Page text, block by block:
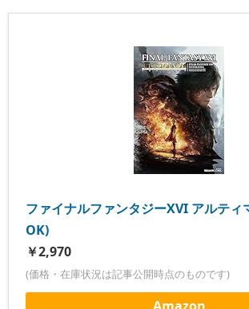
ファイナルファンタジーXVI アルティ
OK)
￥2,970
(価格・在庫状況は記事公開時点のものです)